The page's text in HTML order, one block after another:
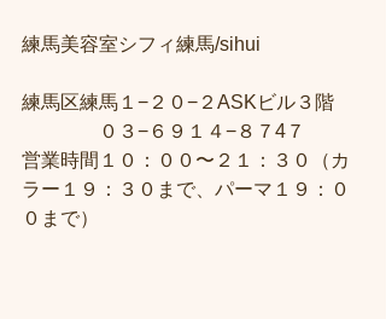
練馬美容室シフィ練馬/sihui
練馬区練馬１−２０−２ASKビル３階
０３−６９１４−８７4７
営業時間１０：００〜２１：３０（カ
ラー１９：３０まで、パーマ１９：０
０まで）